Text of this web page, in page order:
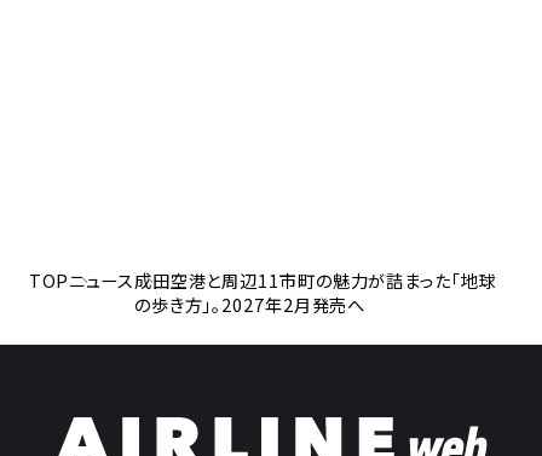
TOPニュース成田空港と周辺11市町の魅力が詰まった「地球
の歩き方」。2027年2月発売へ